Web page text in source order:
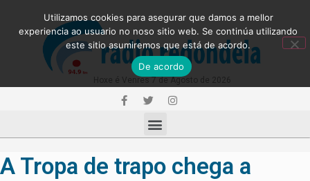
A Tropa de trapo chega a
Utilizamos cookies para asegurar que damos a mellor
experiencia ao usuario no noso sitio web. Se continúa utilizando
este sitio asumiremos que está de acordo.
De acordo